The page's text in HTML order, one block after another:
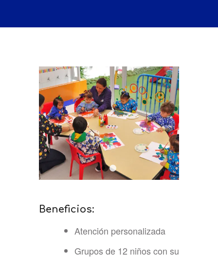
1 2
Beneficios:
Atención personalizada
Grupos de 12 niños con su